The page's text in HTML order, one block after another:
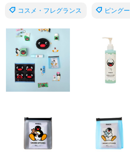
コスメ・フレグランス ピングー